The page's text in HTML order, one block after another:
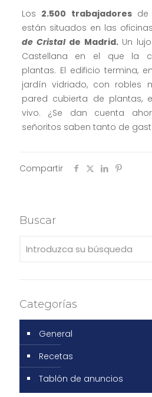
Los 2.500 trabajadoresde
están situados en las
de Cristalde Madrid.Un
Castellana en el que la
plantas. El edificio termina,
jardín vidriado, con robles
pared cubierta de plantas,
vivo. ¿Se dan cuenta
señoritos saben tanto de
Compartir
Buscar
Categorías
General
Recetas
Tablón de anuncios